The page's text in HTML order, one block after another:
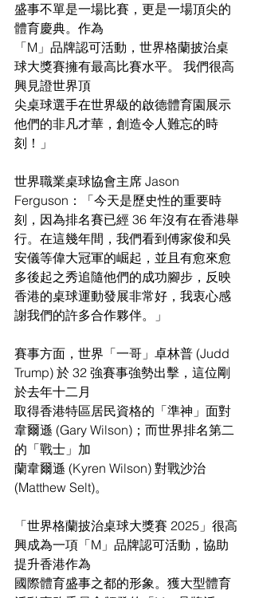
盛事不單是一場比賽，更是一場頂尖的
體育慶典。作為
「M」品牌認可活動，世界格蘭披治桌
球大獎賽擁有最高比賽水平。 我們很高
興見證世界頂
尖桌球選手在世界級的啟德體育園展示
他們的非凡才華，創造令人難忘的時
刻！」
世界職業桌球協會主席 Jason
Ferguson：「今天是歷史性的重要時
刻，因為排名賽已經 36 年沒有在香港舉
行。在這幾年間，我們看到傅家俊和吳
安儀等偉大冠軍的崛起，並且有愈來愈
多後起之秀追隨他們的成功腳步，反映
香港的桌球運動發展非常好，我衷心感
謝我們的許多合作夥伴。」
賽事方面，世界「一哥」卓林普 (Judd
Trump) 於 32 強賽事強勢出擊，這位剛
於去年十二月
取得香港特區居民資格的「準神」面對
韋爾遜 (Gary Wilson)；而世界排名第二
的「戰士」加
蘭韋爾遜 (Kyren Wilson) 對戰沙治
(Matthew Selt)。
「世界格蘭披治桌球大獎賽 2025」很高
興成為一項「M」品牌認可活動，協助
提升香港作為
國際體育盛事之都的形象。獲大型體育